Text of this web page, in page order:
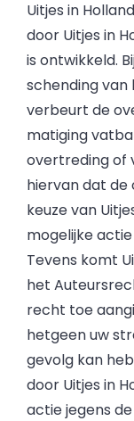
Uitjes in
door Uitjes in
is ontwikkeld.
schending
verbeurt de
matiging
overtreding of
hiervan dat de
keuze van
mogelijke
Tevens komt
het
recht toe
hetgeen uw
gevolg kan
door Uitjes in
actie jegens